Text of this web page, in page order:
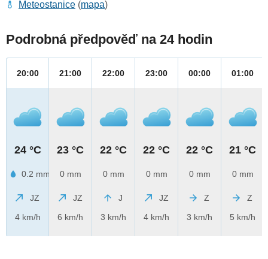
Meteostanice (mapa)
Podrobná předpověď na 24 hodin
20:00
24 °C
0.2 mm
JZ
4 km/h
21:00
23 °C
0 mm
JZ
6 km/h
22:00
22 °C
0 mm
J
3 km/h
23:00
22 °C
0 mm
JZ
4 km/h
00:00
22 °C
0 mm
Z
3 km/h
01:00
21 °C
0 mm
Z
5 km/h